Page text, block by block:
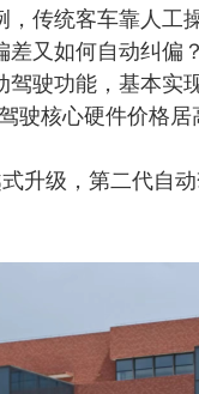
，传统客车靠人工
又如何自动纠偏？
驶功能，基本实
核心硬件价格居
升级，第二代自